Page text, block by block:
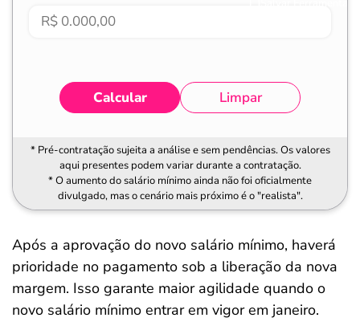
Calcular Limpar
* Pré-contratação sujeita a análise e sem pendências. Os valores
aqui presentes podem variar durante a contratação.
* O aumento do salário mínimo ainda não foi oficialmente
divulgado, mas o cenário mais próximo é o "realista".
Após a aprovação do novo salário mínimo, haverá
prioridade no pagamento sob a liberação da nova
margem. Isso garante maior agilidade quando o
novo salário mínimo entrar em vigor em janeiro.